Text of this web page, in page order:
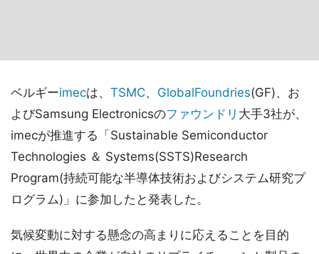
ベルギーimecは、 TSMC、 GlobalFoundries(GF)、お
よびSamsung Electronicsのファウンドリ 大手3社が、
imecが推進する「Sustainable Semiconductor
Technologies ＆ Systems(SSTS)Research
Program(持続可能な半導体技術およびシステム研究プ
ログラム)」に参加したと発表した。
気候変動に対する懸念の高まりに応えることを目的